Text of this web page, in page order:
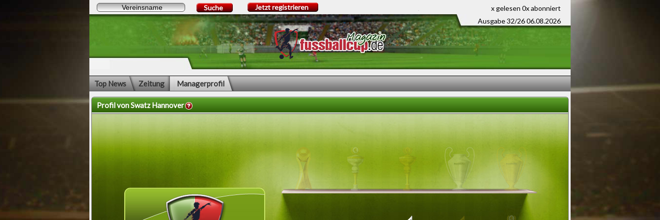
x gelesen 0x abonniert
Ausgabe 32/26 06.08.2026
Suche Jetzt registrieren
Top News Zeitung Managerprofil
Profil von Swatz Hannover